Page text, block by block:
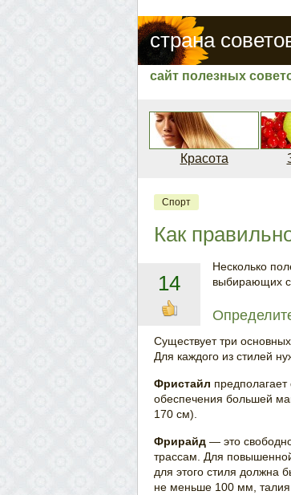
страна
сайт полезных
Красота
Спорт
Как
14
Несколько
выбирающих
Существует три
Для каждого из стилей
Фристайл
обеспечения большей
170 см).
Фрирайд — это
трассам. Для
для этого стиля
не меньше 100 мм,